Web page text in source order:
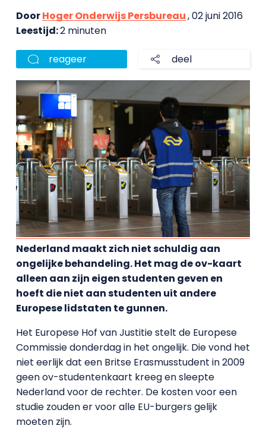
DoorHoger Onderwijs Persbureau, 02 juni 2016
Leestijd:2 minuten
reageer deel
Nederland maakt zich niet schuldig aan
ongelijke behandeling. Het mag de ov-kaart
alleen aan zijn eigen studenten geven en
hoeft die niet aan studenten uit andere
Europese lidstaten te gunnen.
Het Europese Hof van Justitie stelt de Europese
Commissie donderdag in het ongelijk. Die vond het
niet eerlijk dat een Britse Erasmusstudent in 2009
geen ov-studentenkaart kreeg en sleepte
Nederland voor de rechter. De kosten voor een
studie zouden er voor alle EU-burgers gelijk
moeten zijn.